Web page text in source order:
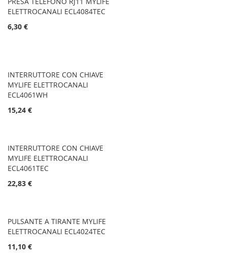
ELETTROCANALI ECL4084TEC
6,30 €
INTERRUTTORE CON CHIAVE
MYLIFE ELETTROCANALI
ECL4061WH
15,24 €
INTERRUTTORE CON CHIAVE
MYLIFE ELETTROCANALI
ECL4061TEC
22,83 €
PULSANTE A TIRANTE MYLIFE
ELETTROCANALI ECL4024TEC
11,10 €